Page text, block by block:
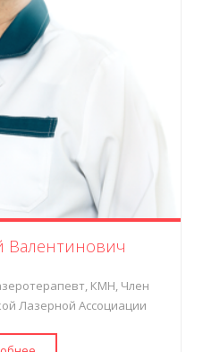
Валентинович
КМН, Член
Лазерной Ассоциации